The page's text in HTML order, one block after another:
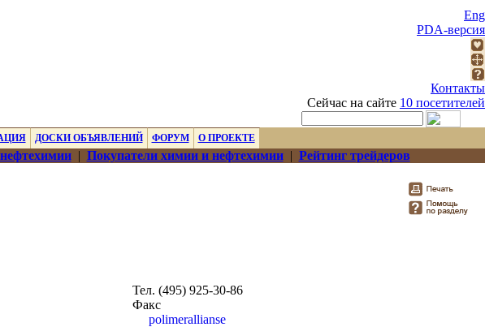
Eng
PDA-версия
Контакты
Сейчас на сайте 10 посетителей
ДОСКИ ОБЪЯВЛЕНИЙ ФОРУМ О ПРОЕКТЕ
| Покупатели химии и нефтехимии| Рейтинг трейдеров
Тел. (495) 925-30-86
Факс
polimerallianse